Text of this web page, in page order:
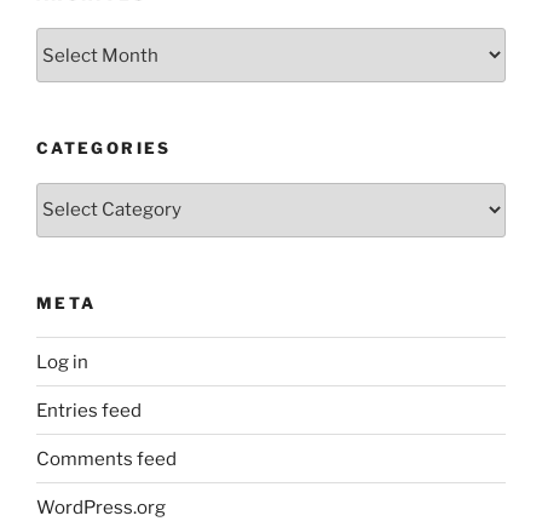
CATEGORIES
Categories
META
Log in
Entries feed
Comments feed
WordPress.org